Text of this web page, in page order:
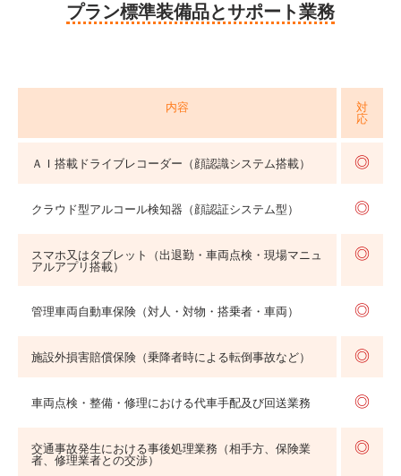
プラン標準装備品とサポート業務
内容
対
応
ＡＩ搭載ドライブレコーダー（顔認識システム搭載） ◎
クラウド型アルコール検知器（顔認証システム型） ◎
スマホ又はタブレット（出退勤・車両点検・現場マニュ
アルアプリ搭載）
◎
管理車両自動車保険（対人・対物・搭乗者・車両） ◎
施設外損害賠償保険（乗降者時による転倒事故など） ◎
車両点検・整備・修理における代車手配及び回送業務 ◎
交通事故発生における事後処理業務（相手方、保険業
者、修理業者との交渉）
◎